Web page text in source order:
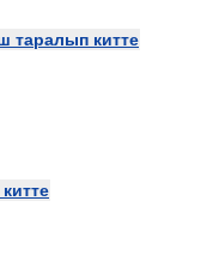
таралып китте